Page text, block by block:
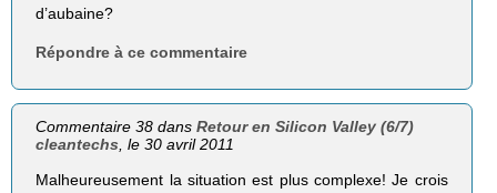
d’aubaine?
Répondre à ce commentaire
Commentaire 38 dansRetour en Silicon Valley (6/7)
cleantechs , le 30 avril 2011
Malheureusement la situation est plus complexe! Je crois